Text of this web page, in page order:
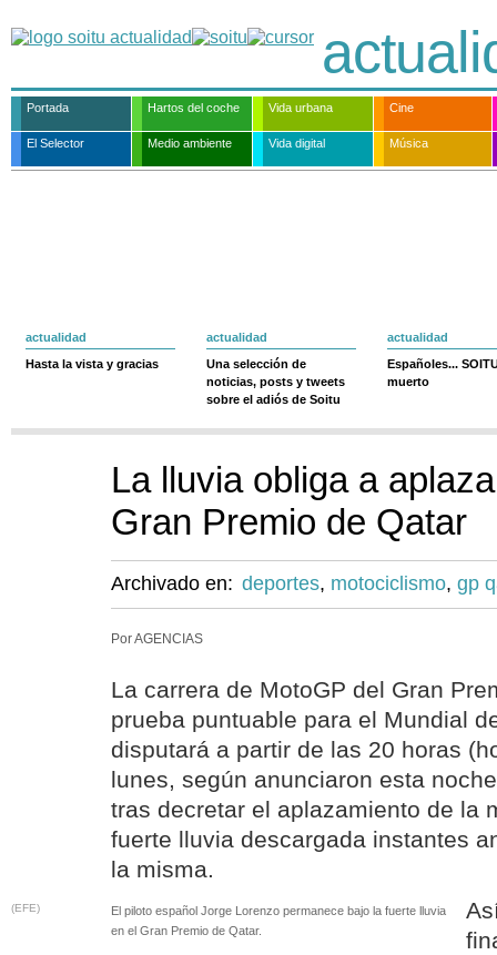
Portada Hartos del coche Vida urbana Cine
El Selector Medio ambiente Vida digital Música
actualidad
Hasta la vista y gracias
actualidad
Una selección de
noticias, posts y tweets
sobre el adiós de Soitu
actualidad
Españoles...
muerto
La lluvia obliga a
Gran Premio de Qatar
Archivado en: deportes, motociclismo, gp
Por AGENCIAS
La carrera de MotoGP del Gran
prueba puntuable para el Mundial
disputará a partir de las 20 horas
lunes, según anunciaron esta
tras decretar el aplazamiento de la
fuerte lluvia descargada instantes
la misma.
(EFE)
El piloto español Jorge Lorenzo permanece bajo la fuerte lluvia
en el Gran Premio de Qatar.